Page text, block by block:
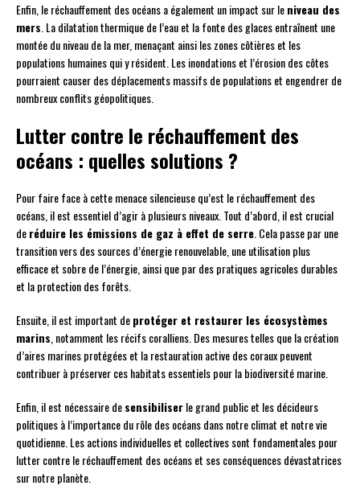
Enfin, le réchauffement des océans a également un impact sur leniveau des
mers. La dilatation thermique de l’eau et la fonte des glaces entraînent une
montée du niveau de la mer, menaçant ainsi les zones côtières et les
populations humaines qui y résident. Les inondations et l’érosion des côtes
pourraient causer des déplacements massifs de populations et engendrer de
nombreux conflits géopolitiques.
Lutter contre le réchauffement des
océans : quelles solutions ?
Pour faire face à cette menace silencieuse qu’est le réchauffement des
océans, il est essentiel d’agir à plusieurs niveaux. Tout d’abord, il est crucial
deréduire les émissions de gaz à effet de serre. Cela passe par une
transition vers des sources d’énergie renouvelable, une utilisation plus
efficace et sobre de l’énergie, ainsi que par des pratiques agricoles durables
et la protection des forêts.
Ensuite, il est important deprotéger et restaurer les écosystèmes
marins, notamment les récifs coralliens. Des mesures telles que la création
d’aires marines protégées et la restauration active des coraux peuvent
contribuer à préserver ces habitats essentiels pour la biodiversité marine.
Enfin, il est nécessaire desensibiliserle grand public et les décideurs
politiques à l’importance du rôle des océans dans notre climat et notre vie
quotidienne. Les actions individuelles et collectives sont fondamentales pour
lutter contre le réchauffement des océans et ses conséquences dévastatrices
sur notre planète.